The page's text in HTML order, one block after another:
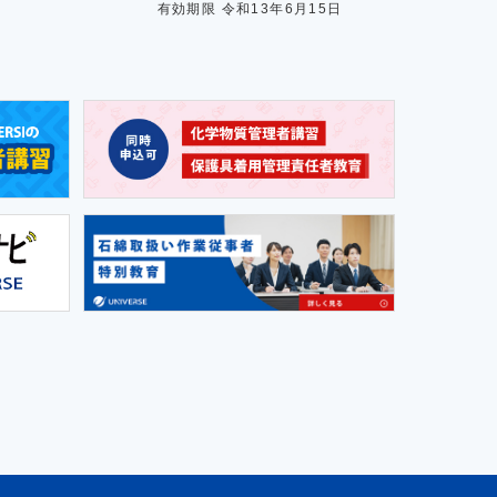
有効期限 令和13年6月15日